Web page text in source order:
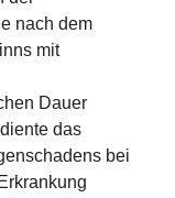
nach dem
mit
Dauer
das
bei